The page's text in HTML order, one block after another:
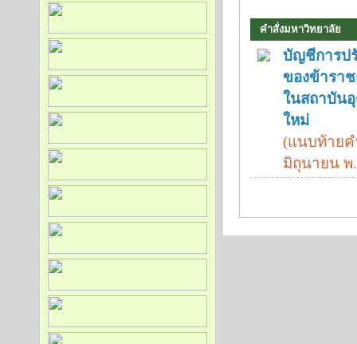
คำสั่งมหาวิทยาลัย
บัญชีการป
ของข้ารา
ในสถาบัน
ใหม่
(แนบท้ายค
มิถุนายน พ